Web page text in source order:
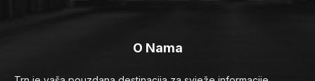
O Nama